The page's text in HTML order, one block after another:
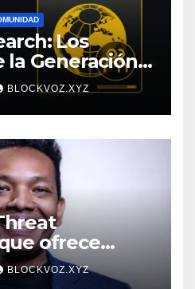
Los
Generación Z
jóvenes y
disciplina
BLOCKVOZ.XYZ
ofrece
amenazas
y en tiempo
BLOCKVOZ.XYZ